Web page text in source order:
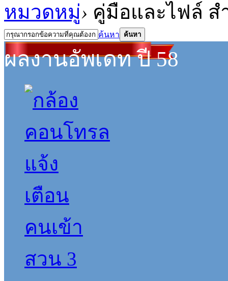
หมวดหมู่› คู่มือและไฟล์ ส
ค้นหา ค้นหา
ผลงานอัพเดท ปี 58